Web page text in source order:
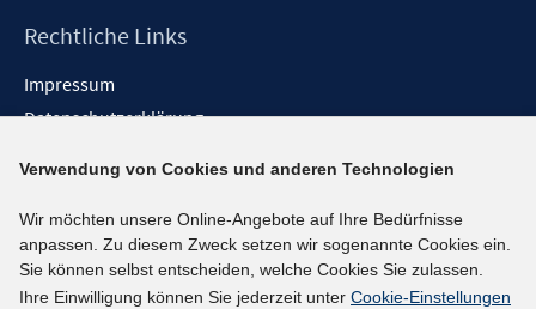
Rechtliche Links
Impressum
Datenschutzerklärung
Barrieren melden
Social-Media-Kanäle
BlueSky
Verwendung von Cookies und anderen Technologien
Wir möchten unsere Online-Angebote auf Ihre Bedürfnisse
anpassen. Zu diesem Zweck setzen wir sogenannte Cookies ein.
Sie können selbst entscheiden, welche Cookies Sie zulassen.
Ihre Einwilligung können Sie jederzeit unter Cookie-Einstellungen